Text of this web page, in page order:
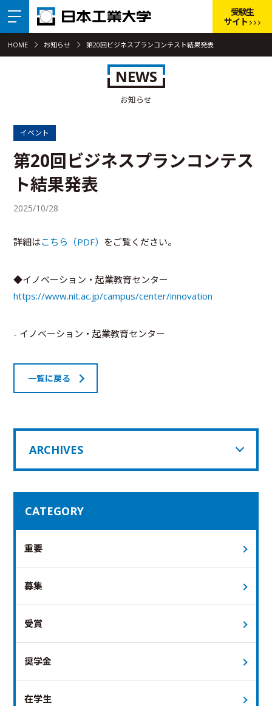
受験生
サイト
HOME お知らせ 第20回ビジネスプランコンテスト結果発表
NEWS
お知らせ
イベント
第20回ビジネスプランコンテス
ト結果発表
2025/10/28
詳細はこちら（PDF） をご覧ください。
◆イノベーション・起業教育センター
https://www.nit.ac.jp/campus/center/innovation
- イノベーション・起業教育センター
一覧に戻る
ARCHIVES
CATEGORY
重要
募集
受賞
奨学金
在学生